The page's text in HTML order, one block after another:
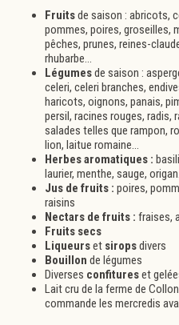
Fruitsde saison : abricots,
pommes, poires, groseilles,
pêches, prunes, reines-
rhubarbe...
Légumesde saison :
celeri, celeri branches,
haricots, oignons, panais,
persil, racines rouges, radis,
salades telles que rampon,
lion, laitue romaine...
Herbes aromatiques :
laurier, menthe, sauge, origan.
Jus de fruits : poires,
raisins
Nectars de fruits : fraises,
Fruits secs
Liqueurset siropsdivers
Bouillon de légumes
Diverses confitureset
Lait cru de la ferme de
commande les mercredis